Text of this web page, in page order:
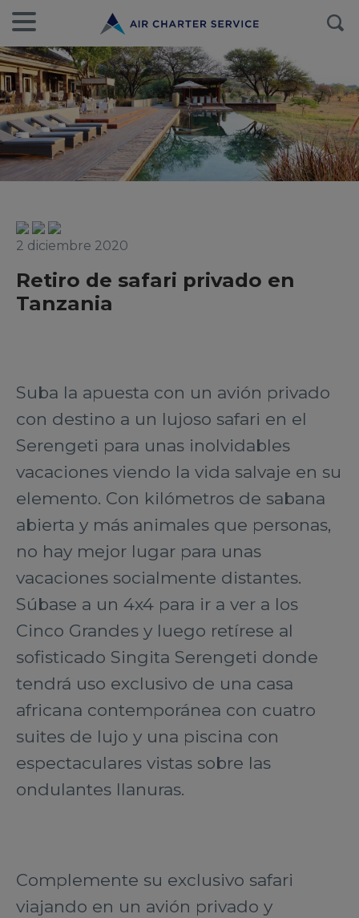
2 diciembre 2020
Retiro de safari privado en
Tanzania
Suba la apuesta con un avión privado
con destino a un lujoso safari en el
Serengeti para unas inolvidables
vacaciones viendo la vida salvaje en su
elemento. Con kilómetros de sabana
abierta y más animales que personas,
no hay mejor lugar para unas
vacaciones socialmente distantes.
Súbase a un 4x4 para ir a ver a los
Cinco Grandes y luego retírese al
sofisticado Singita Serengeti donde
tendrá uso exclusivo de una casa
africana contemporánea con cuatro
suites de lujo y una piscina con
espectaculares vistas sobre las
ondulantes llanuras.
Complemente su exclusivo safari
viajando en un avión privado y